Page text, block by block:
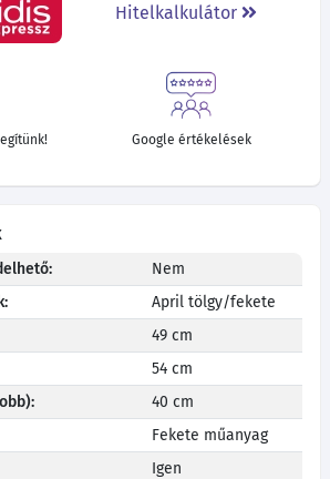
Hitelkalkulátor
Google értékelések
Nem
April tölgy/fekete
49 cm
54 cm
40 cm
Fekete műanyag
Igen